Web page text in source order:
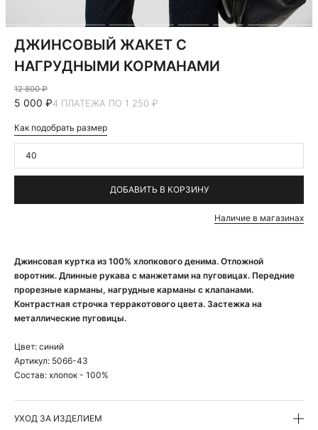
Джинсовая куртка из 100% хлопкового денима. Отложной
воротник. Длинные рукава с манжетами на пуговицах. Передние
прорезные карманы, нагрудные карманы с клапанами.
Контрастная строчка терракотового цвета. Застежка на
металлические пуговицы.
Цвет: синий
Артикул: 5066-43
Состав: хлопок - 100%
УХОД ЗА ИЗДЕЛИЕМ
ДЖИНСОВЫЙ ЖАКЕТ С
НАГРУДНЫМИ КОРМАНАМИ
12 800 ₽
5 000 ₽4 ПЛАТЕЖА ПО 1 250 ₽
Как подобрать размер
40
ДОБАВИТЬ В КОРЗИНУ
Наличие в магазинах